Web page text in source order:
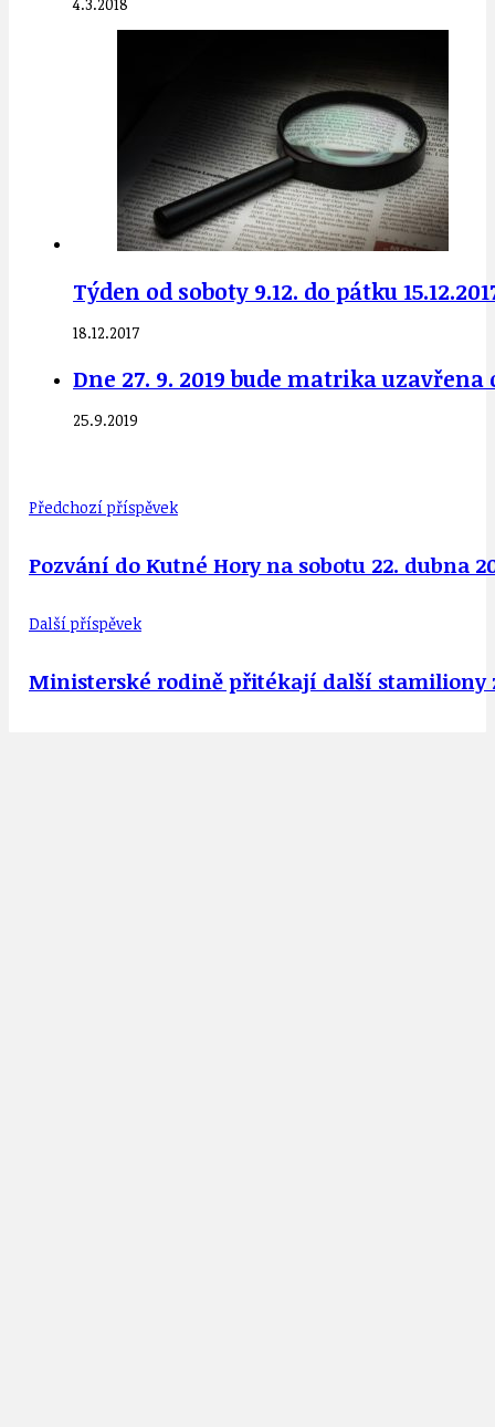
4.3.2018
Týden od soboty 9.12. do pátku
18.12.2017
Dne 27. 9. 2019 bude matrika uzavřena
25.9.2019
Předchozí příspěvek
Pozvání do Kutné Hory na sobotu 22. dubna
Další příspěvek
Ministerské rodině přitékají další stamiliony